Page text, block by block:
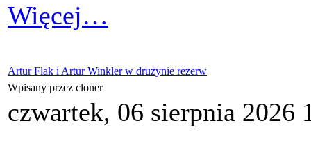
Więcej…
Artur Flak i Artur Winkler w drużynie rezerw
Wpisany przez cloner
czwartek, 06 sierpnia 2026